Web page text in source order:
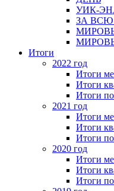
УИК-
ЗА
Итоги
2022 год
Итоги
Итоги
Итоги
2021 год
Итоги
Итоги
Итоги
2020 год
Итоги
Итоги
Итоги